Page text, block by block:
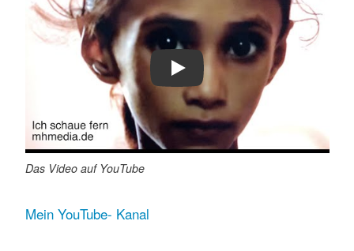
Play
Das Video auf YouTube
Mein YouTube- Kanal